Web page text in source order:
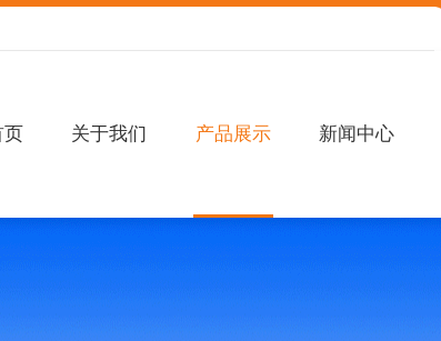
页 关于我们 产品展示 新闻中心